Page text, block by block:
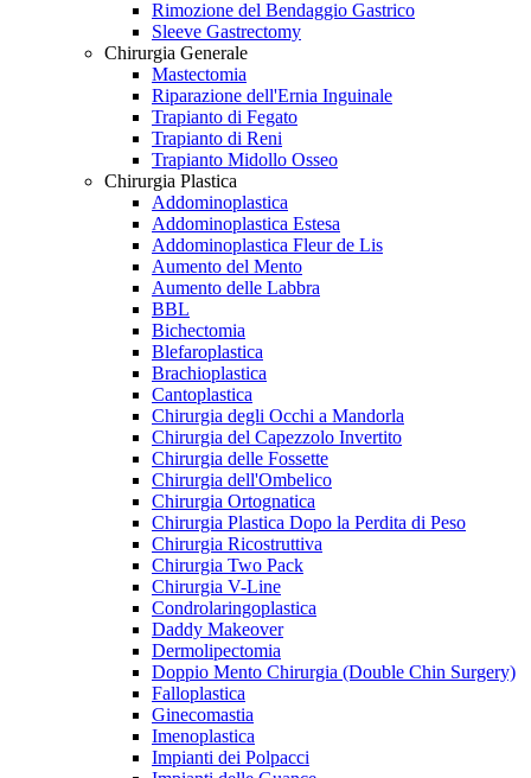
Rimozione del Bendaggio Gastrico
Sleeve Gastrectomy
Chirurgia Generale
Mastectomia
Riparazione dell'Ernia Inguinale
Trapianto di Fegato
Trapianto di Reni
Trapianto Midollo Osseo
Chirurgia Plastica
Addominoplastica
Addominoplastica Estesa
Addominoplastica Fleur de Lis
Aumento del Mento
Aumento delle Labbra
BBL
Bichectomia
Blefaroplastica
Brachioplastica
Cantoplastica
Chirurgia degli Occhi a Mandorla
Chirurgia del Capezzolo Invertito
Chirurgia delle Fossette
Chirurgia dell'Ombelico
Chirurgia Ortognatica
Chirurgia Plastica Dopo la Perdita di Peso
Chirurgia Ricostruttiva
Chirurgia Two Pack
Chirurgia V-Line
Condrolaringoplastica
Daddy Makeover
Dermolipectomia
Doppio Mento Chirurgia (Double Chin Surgery)
Falloplastica
Ginecomastia
Imenoplastica
Impianti dei Polpacci